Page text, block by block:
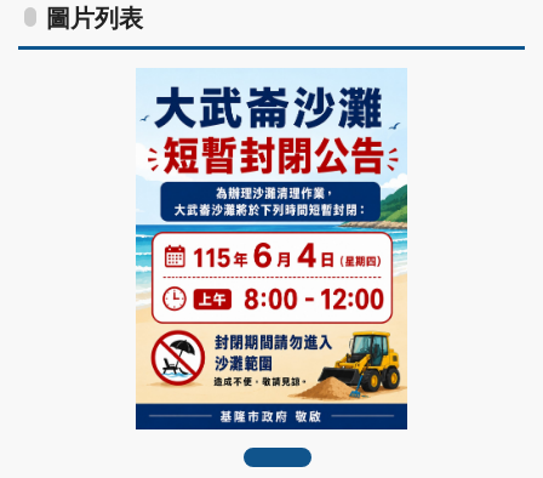
圖片列表
messageImage_1779700061619